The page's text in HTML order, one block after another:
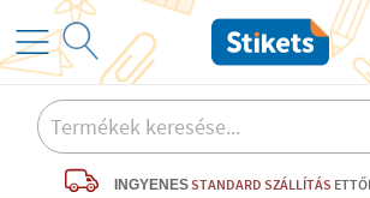
INGYENESSTANDARD SZÁLLÍTÁS